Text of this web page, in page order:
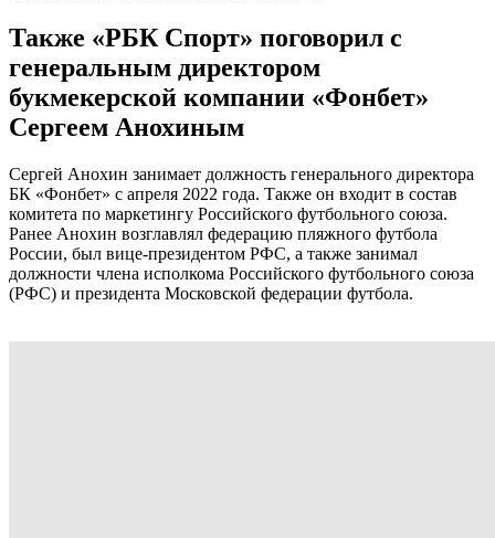
Также «РБК Спорт» поговорил с
генеральным директором
букмекерской компании «Фонбет»
Сергеем Анохиным
Сергей Анохин занимает должность генерального директора
БК «Фонбет» с апреля 2022 года. Также он входит в состав
комитета по маркетингу Российского футбольного союза.
Ранее Анохин возглавлял федерацию пляжного футбола
России, был вице-президентом РФС, а также занимал
должности члена исполкома Российского футбольного союза
(РФС) и президента Московской федерации футбола.